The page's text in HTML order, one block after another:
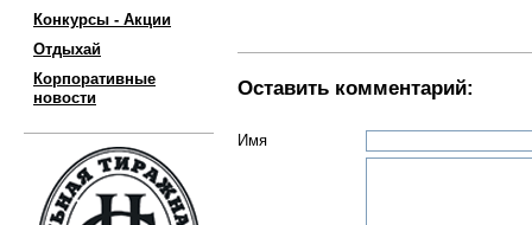
Конкурсы - Акции
Отдыхай
Корпоративные
новости
Оставить комментарий:
Имя